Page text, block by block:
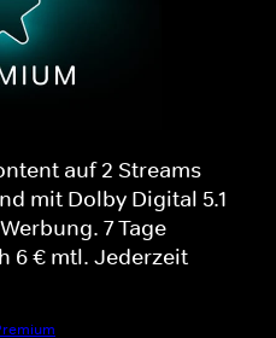
auf 2 Streams
mit Dolby Digital 5.1
7 Tage
6 € mtl. Jederzeit